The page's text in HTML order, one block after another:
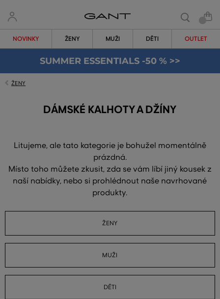
NOVINKY ŽENY MUŽI DĚTI OUTLET
SUMMER ESSENTIALS -50 % >>
ŽENY
DÁMSKÉ KALHOTY A DŽÍNY
Litujeme, ale tato kategorie je bohužel momentálně
prázdná.
Místo toho můžete zkusit, zda se vám líbí jiný kousek z
naší nabídky, nebo si prohlédnout naše navrhované
produkty.
ŽENY
MUŽI
DĚTI